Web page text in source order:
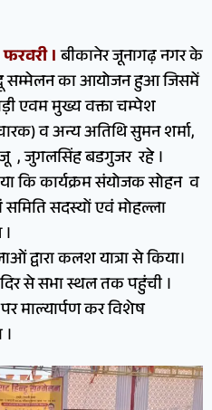
।बीकानेर जूनागढ़ नगर के
सम्मेलन का आयोजन हुआ जिसमें
एवम मुख्य वक्ता चम्पेश
व अन्य अतिथि सुमन शर्मा,
, जुगलसिंह बडगुजर रहे ।
कि कार्यक्रम संयोजक सोहन व
समिति सदस्यों एवं मोहल्ला
द्वारा कलश यात्रा से किया।
से सभा स्थल तक पहुंची ।
माल्यार्पण कर विशेष